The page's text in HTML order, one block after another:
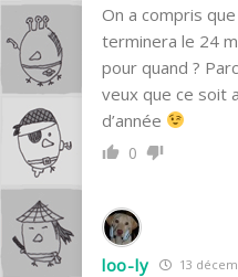
On a compris
terminera le 24
pour quand ?
veux que ce soit
d’année
0
loo-ly 13